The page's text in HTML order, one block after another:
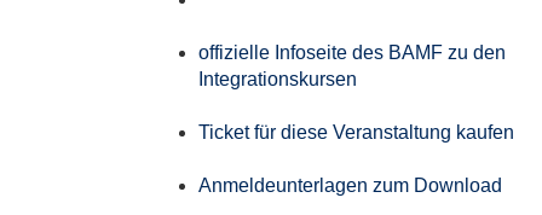
offizielle Infoseite des BAMF zu den
Integrationskursen
Ticket für diese Veranstaltung kaufen
Anmeldeunterlagen zum Download